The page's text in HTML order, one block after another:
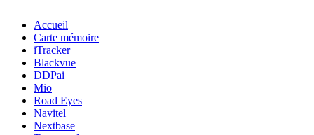
Accueil
Carte mémoire
iTracker
Blackvue
DDPai
Mio
Road Eyes
Navitel
Nextbase